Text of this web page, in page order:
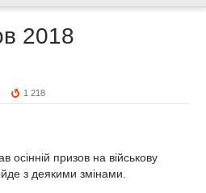
2018
1 218
осінній призов на військову
з деякими змінами.